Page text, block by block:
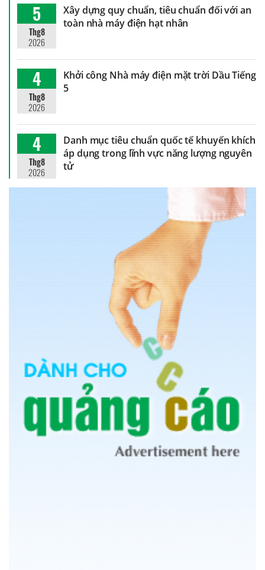
5
Thg8
2026
Xây dựng quy chuẩn, tiêu chuẩn đối với an
toàn nhà máy điện hạt nhân
4
Thg8
2026
Khởi công Nhà máy điện mặt trời Dầu Tiếng
5
4
Thg8
2026
Danh mục tiêu chuẩn quốc tế khuyến khích
áp dụng trong lĩnh vực năng lượng nguyên
tử